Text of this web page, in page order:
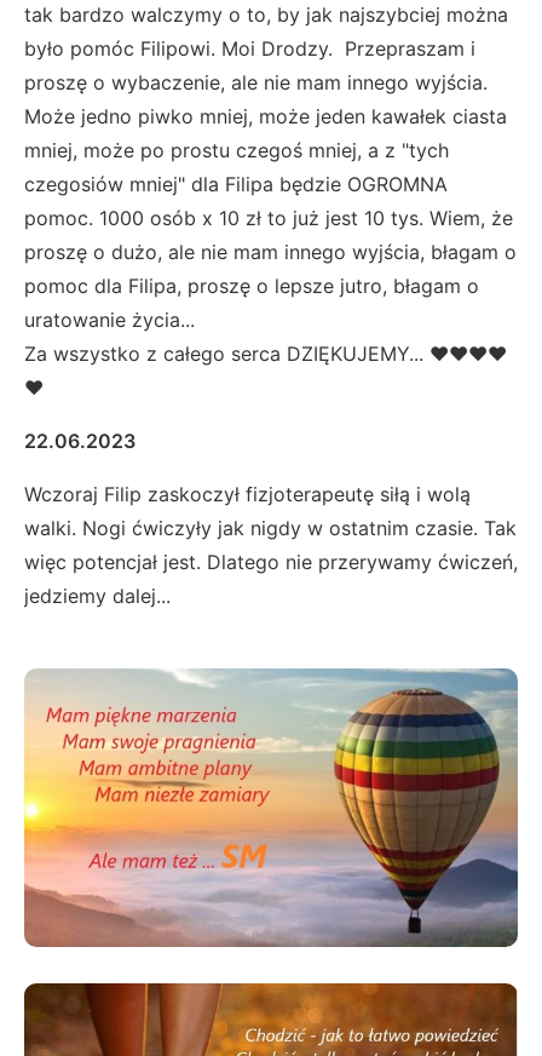
tak bardzo walczymy o to, by jak najszybciej można
było pomóc Filipowi. Moi Drodzy. Przepraszam i
proszę o wybaczenie, ale nie mam innego wyjścia.
Może jedno piwko mniej, może jeden kawałek ciasta
mniej, może po prostu czegoś mniej, a z "tych
czegosiów mniej" dla Filipa będzie OGROMNA
pomoc. 1000 osób x 10 zł to już jest 10 tys. Wiem, że
proszę o dużo, ale nie mam innego wyjścia, błagam o
pomoc dla Filipa, proszę o lepsze jutro, błagam o
uratowanie życia...
Za wszystko z całego serca DZIĘKUJEMY... ❤❤❤❤
❤
22.06.2023
Wczoraj Filip zaskoczył fizjoterapeutę siłą i wolą
walki. Nogi ćwiczyły jak nigdy w ostatnim czasie. Tak
więc potencjał jest. Dlatego nie przerywamy ćwiczeń,
jedziemy dalej...